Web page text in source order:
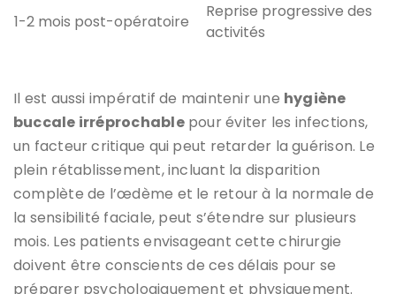
1-2 mois post-opératoire
Reprise progressive des
activités
Il est aussi impératif de maintenir une hygiène
buccale irréprochablepour éviter les infections,
un facteur critique qui peut retarder la guérison. Le
plein rétablissement, incluant la disparition
complète de l’œdème et le retour à la normale de
la sensibilité faciale, peut s’étendre sur plusieurs
mois. Les patients envisageant cette chirurgie
doivent être conscients de ces délais pour se
préparer psychologiquement et physiquement.